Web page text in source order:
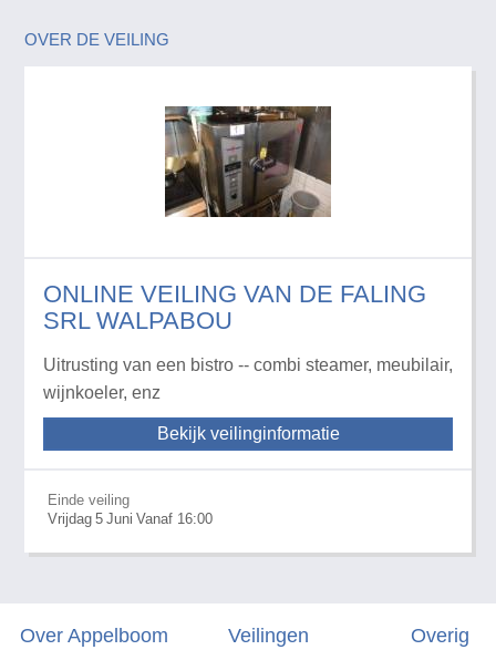
OVER DE VEILING
ONLINE VEILING VAN DE FALING
SRL WALPABOU
Uitrusting van een bistro -- combi steamer, meubilair,
wijnkoeler, enz
Bekijk veilinginformatie
Einde veiling
Vrijdag 5 Juni Vanaf 16:00
Over Appelboom Veilingen Overig